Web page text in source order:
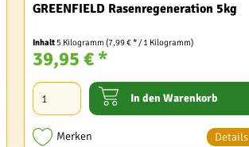
GREENFIELD Rasenregeneration 5kg
Inhalt 5 Kilogramm (7,99 € * / 1 Kilogramm)
39,95 € *
In den Warenkorb
Merken Details